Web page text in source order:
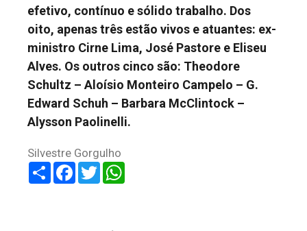
efetivo, contínuo e sólido trabalho. Dos
oito, apenas três estão vivos e atuantes: ex-
ministro Cirne Lima, José Pastore e Eliseu
Alves. Os outros cinco são: Theodore
Schultz – Aloísio Monteiro Campelo – G.
Edward Schuh – Barbara McClintock –
Alysson Paolinelli.
Silvestre Gorgulho
ShareFacebook
Twitter